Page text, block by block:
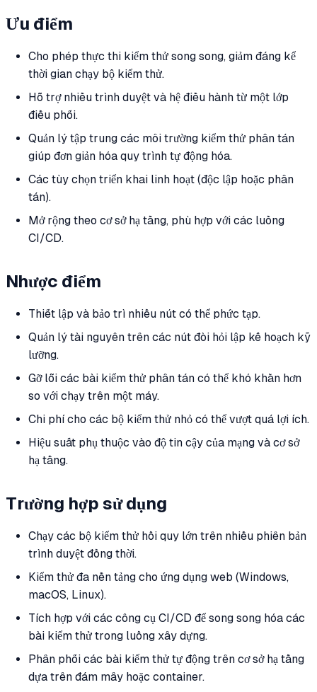
Ưu điểm
Cho phép thực thi kiểm thử song song, giảm đáng kể
thời gian chạy bộ kiểm thử.
Hỗ trợ nhiều trình duyệt và hệ điều hành từ một lớp
điều phối.
Quản lý tập trung các môi trường kiểm thử phân tán
giúp đơn giản hóa quy trình tự động hóa.
Các tùy chọn triển khai linh hoạt (độc lập hoặc phân
tán).
Mở rộng theo cơ sở hạ tầng, phù hợp với các luồng
CI/CD.
Nhược điểm
Thiết lập và bảo trì nhiều nút có thể phức tạp.
Quản lý tài nguyên trên các nút đòi hỏi lập kế hoạch kỹ
lưỡng.
Gỡ lỗi các bài kiểm thử phân tán có thể khó khăn hơn
so với chạy trên một máy.
Chi phí cho các bộ kiểm thử nhỏ có thể vượt quá lợi ích.
Hiệu suất phụ thuộc vào độ tin cậy của mạng và cơ sở
hạ tầng.
Trường hợp sử dụng
Chạy các bộ kiểm thử hồi quy lớn trên nhiều phiên bản
trình duyệt đồng thời.
Kiểm thử đa nền tảng cho ứng dụng web (Windows,
macOS, Linux).
Tích hợp với các công cụ CI/CD để song song hóa các
bài kiểm thử trong luồng xây dựng.
Phân phối các bài kiểm thử tự động trên cơ sở hạ tầng
dựa trên đám mây hoặc container.